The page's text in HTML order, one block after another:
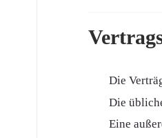
Die
Die
Eine